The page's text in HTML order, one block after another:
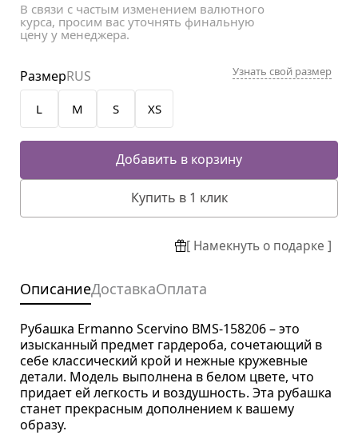
В связи с частым изменением валютного
курса, просим вас уточнять финальную
цену у менеджера.
L M S XS
РазмерRUS Узнать свой размер
Добавить в корзину
Купить в 1 клик
[ Намекнуть о подарке ]
ОписаниеДоставкаОплата
Рубашка Ermanno Scervino BMS-158206 – это
изысканный предмет гардероба, сочетающий в
себе классический крой и нежные кружевные
детали. Модель выполнена в белом цвете, что
придает ей легкость и воздушность. Эта рубашка
станет прекрасным дополнением к вашему
образу.